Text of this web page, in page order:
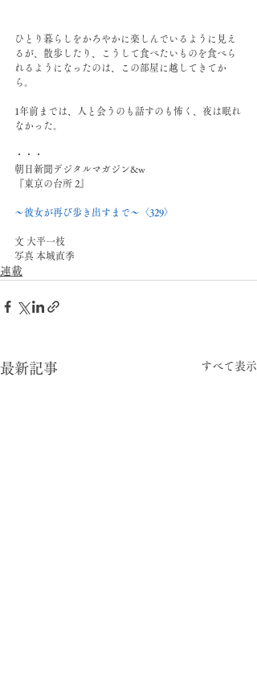
ひとり暮らしをかろやかに楽しんでいるように見え
るが、散歩したり、こうして食べたいものを食べら
れるようになったのは、この部屋に越してきてか
ら。
1年前までは、人と会うのも話すのも怖く、夜は眠れ
なかった。
・・・
朝日新聞デジタルマガジン&w
『東京の台所 2』
〜彼女が再び歩き出すまで〜〈329〉
文 大平一枝
写真 本城直季
連載
最新記事 すべて表示